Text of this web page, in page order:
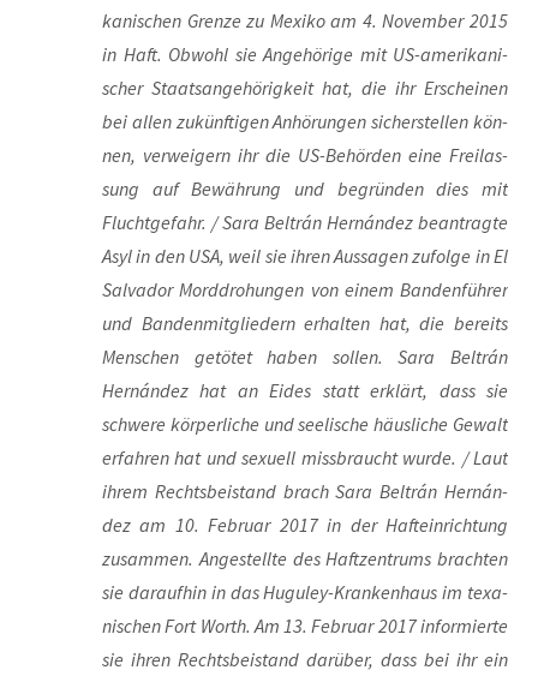
ka­ni­schen Gren­ze zu Mexi­ko am 4. Novem­ber 2015
in Haft. Obwohl sie Ange­hö­ri­ge mit US-ame­ri­ka­ni­
scher Staats­an­ge­hö­rig­keit hat, die ihr Erschei­nen
bei allen zukünf­ti­gen Anhö­run­gen sicher­stel­len kön­
nen, ver­wei­gern ihr die US-Behör­den eine Frei­las­
sung auf Bewäh­rung und begrün­den dies mit
Flucht­ge­fahr. / Sara Bel­trán Hernán­dez bean­trag­te
Asyl in den USA, weil sie ihren Aus­sa­gen zufol­ge in El
Sal­va­dor Mord­dro­hun­gen von einem Ban­den­füh­rer
und Ban­den­mit­glie­dern erhal­ten hat, die bereits
Men­schen getö­tet haben sol­len. Sara Bel­trán
Hernán­dez hat an Eides statt erklärt, dass sie
schwe­re kör­per­li­che und see­li­sche häus­li­che Gewalt
erfah­ren hat und sexu­ell miss­braucht wur­de. / Laut
ihrem Rechts­bei­stand brach Sara Bel­trán Hernán­
dez am 10. Febru­ar 2017 in der Haft­ein­rich­tung
zusam­men. Ange­stell­te des Haft­zen­trums brach­ten
sie dar­auf­hin in das Hugu­ley-Kran­ken­haus im texa­
ni­schen Fort Worth. Am 13. Febru­ar 2017 infor­mier­te
sie ihren Rechts­bei­stand dar­über, dass bei ihr ein